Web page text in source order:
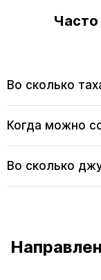
Во сколько
Когда можно
Во сколько